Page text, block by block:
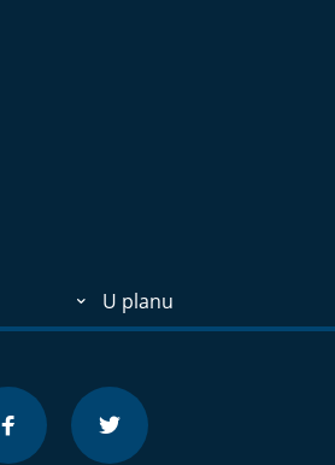
U planu